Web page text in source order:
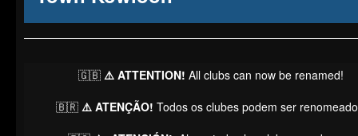
🇬🇧 ⚠️ ATTENTION! All clubs can now be renamed!
🇧🇷 ⚠️ ATENÇÃO! Todos os clubes podem ser